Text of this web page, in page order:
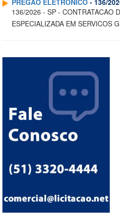
PREGAO ELETRONICO - 136/
136/2026 - SP - CONTRATACAO
ESPECIALIZADA EM SERVICOS